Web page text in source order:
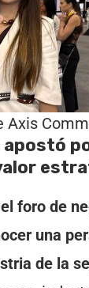
Axis
apostó
el foro de
una
de la